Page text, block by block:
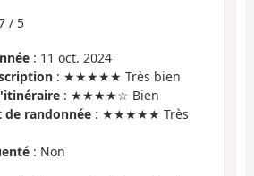
/ 5
: 11 oct. 2024
: ★★★★★ Très bien
: ★★★★☆ Bien
randonnée : ★★★★★ Très
: Non